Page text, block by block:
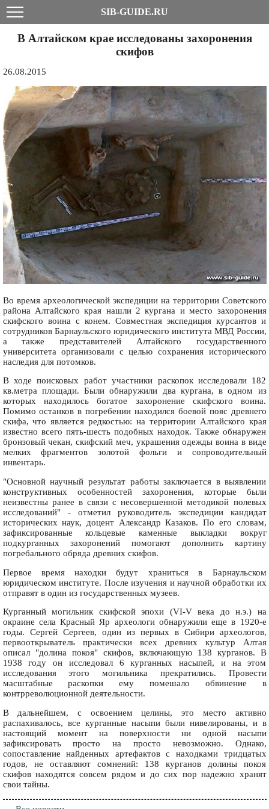
SIB-GUIDE.RU
В Алтайском крае исследованы захоронения
скифов
26.08.2015
Во время археологической экспедиции на территории Советского
района Алтайского края нашли 2 кургана и место захоронения
скифского воина с конем. Совместная экспедиция курсантов и
сотрудников Барнаульского юридического института МВД России,
а также представителей Алтайского государственного
университета организовали с целью сохранения исторического
наследия для потомков.
В ходе поисковых работ участники раскопок исследовали 182
кв.метра площади. Были обнаружили два кургана, в одном из
которых находилось богатое захоронение скифского воина.
Помимо останков в погребении находился боевой пояс древнего
скифа, что является редкостью: на территории Алтайского края
известно всего пять-шесть подобных находок. Также обнаружен
бронзовый чекан, скифский меч, украшения одежды воина в виде
мелких фрагментов золотой фольги и сопроводительный
инвентарь.
"Основной научный результат работы заключается в выявлении
конструктивных особенностей захоронения, которые были
неизвестны ранее в связи с несовершенной методикой полевых
исследований" - отметил руководитель экспедиции кандидат
исторических наук, доцент Александр Казаков. По его словам,
зафиксированные кольцевые каменные выкладки вокруг
подкурганных захоронений помогают дополнить картину
погребального обряда древних скифов.
Первое время находки будут храниться в Барнаульском
юридическом институте. После изучения и научной обработки их
отправят в один из государственных музеев.
Курганный могильник скифской эпохи (VI-V века до н.э.) на
окраине села Красный Яр археологи обнаружили еще в 1920-е
годы. Сергей Сергеев, один из первых в Сибири археологов,
первооткрыватель практически всех древних культур Алтая
описал "долина покоя" скифов, включающую 138 курганов. В
1938 году он исследовал 6 курганных насыпей, и на этом
исследования этого могильника прекратились. Провести
масштабные раскопки ему помешало обвинение в
контрреволюционной деятельности.
В дальнейшем, с освоением целины, это место активно
распахивалось, все курганные насыпи были нивелированы, и в
настоящий момент на поверхности ни одной насыпи
зафиксировать просто на просто невозможно. Однако,
сопоставление найденных артефактов с находками тридцатых
годов, не оставляют сомнений: 138 курганов долины покоя
скифов находятся совсем рядом и до сих пор надежно хранят
свои тайны.